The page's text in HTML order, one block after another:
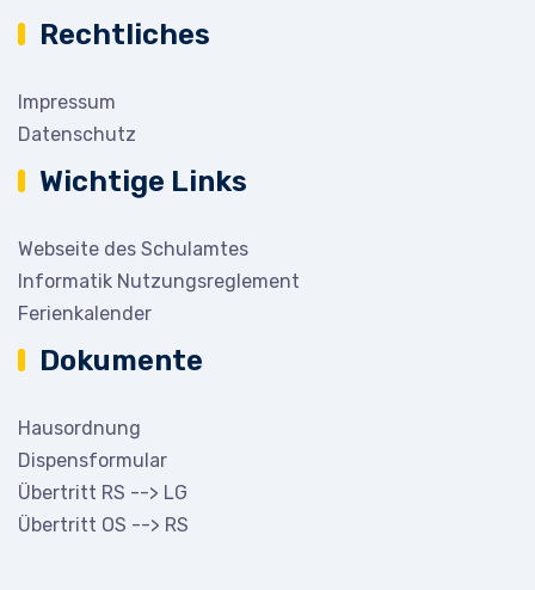
Rechtliches
Impressum
Datenschutz
Wichtige Links
Webseite des Schulamtes
Informatik Nutzungsreglement
Ferienkalender
Dokumente
Hausordnung
Dispensformular
Übertritt RS --> LG
Übertritt OS --> RS